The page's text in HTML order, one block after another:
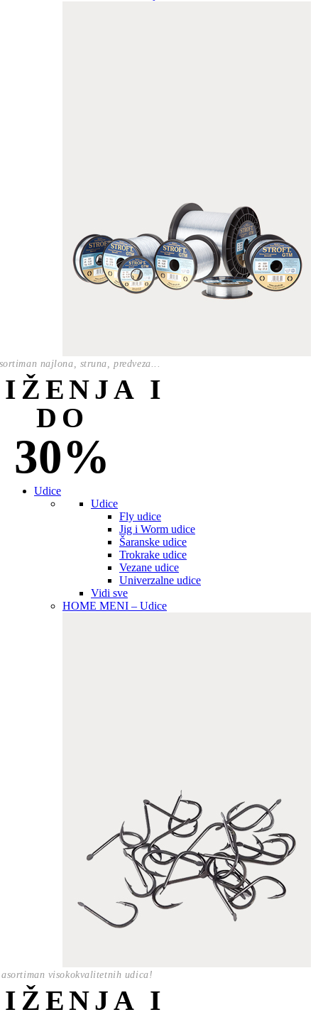
najlona, struna, predveza...
I
DO
30%
Udice
Udice
Fly udice
Jig i Worm udice
Šaranske udice
Trokrake udice
Vezane udice
Univerzalne udice
Vidi sve
HOME MENI – Udice
visokokvalitetnih udica!
I